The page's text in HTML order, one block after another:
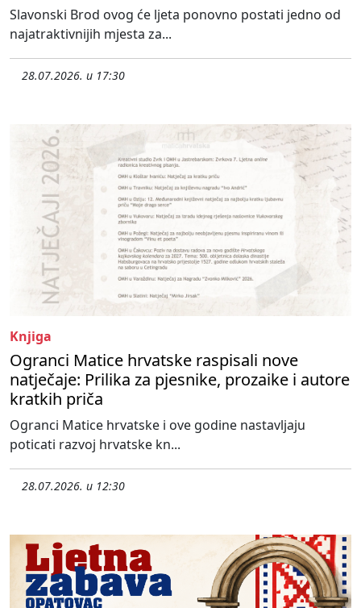
Slavonski Brod ovog će ljeta ponovno postati jedno od
najatraktivnijih mjesta za...
28.07.2026. u 17:30
Knjiga
Ogranci Matice hrvatske raspisali nove
natječaje: Prilika za pjesnike, prozaike i autore
kratkih priča
Ogranci Matice hrvatske i ove godine nastavljaju
poticati razvoj hrvatske kn...
28.07.2026. u 12:30